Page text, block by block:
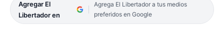
Agregar El
Libertador en
Agrega El Libertador a tus medios
preferidos en Google